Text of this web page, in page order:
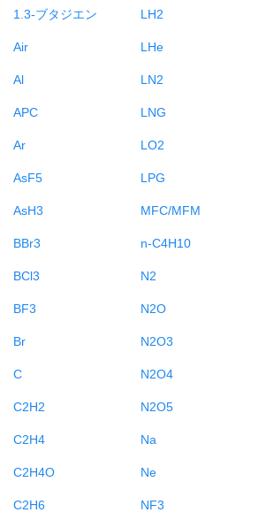
1.3-ブタジエン
Air
Al
APC
Ar
AsF5
AsH3
BBr3
BCl3
BF3
Br
C
C2H2
C2H4
C2H4O
C2H6
LH2
LHe
LN2
LNG
LO2
LPG
MFC/MFM
n-C4H10
N2
N2O
N2O3
N2O4
N2O5
Na
Ne
NF3